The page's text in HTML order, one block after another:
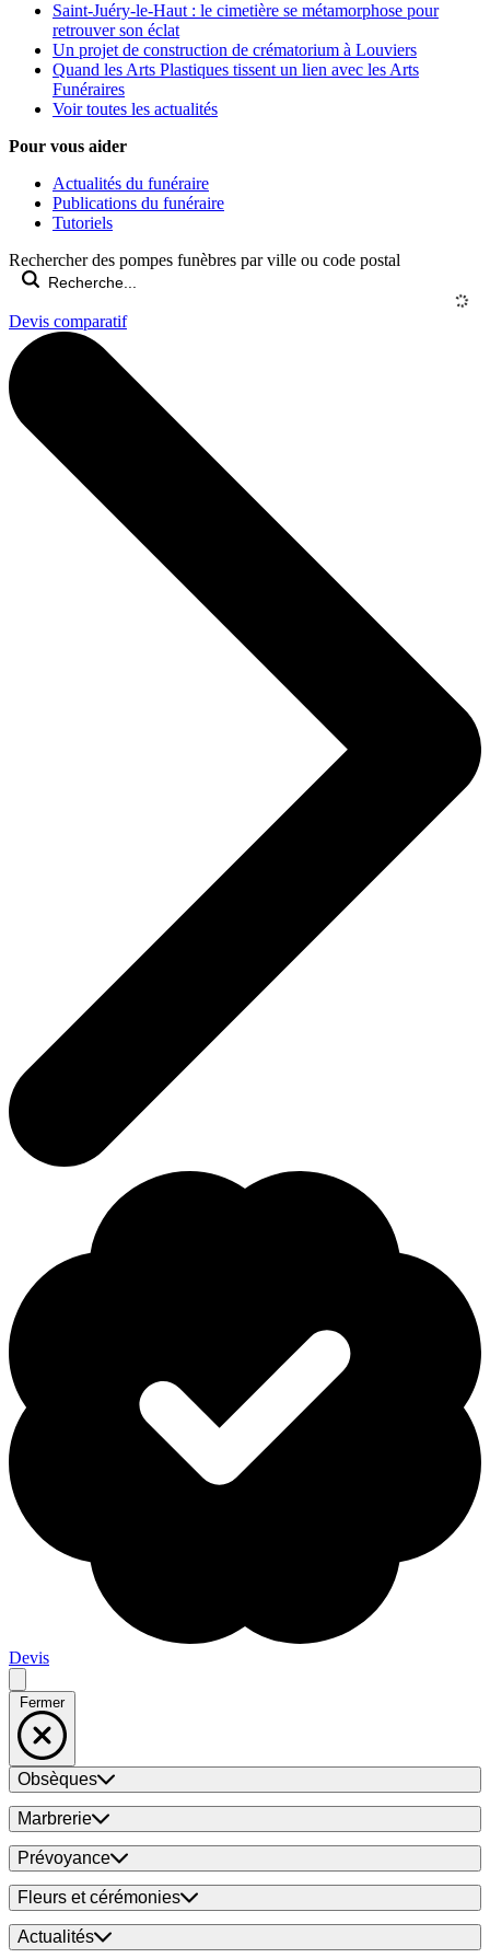
Saint-Juéry-le-Haut : le cimetière se métamorphose pour
retrouver son éclat
Un projet de construction de crématorium à Louviers
Quand les Arts Plastiques tissent un lien avec les Arts
Funéraires
Voir toutes les actualités
Pour vous aider
Actualités du funéraire
Publications du funéraire
Tutoriels
Rechercher des pompes funèbres par ville ou code postal
Devis comparatif
Devis
Fermer
Obsèques
Marbrerie
Prévoyance
Fleurs et cérémonies
Actualités